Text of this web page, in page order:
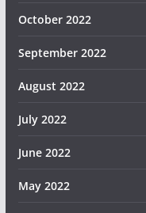
October 2022
September 2022
August 2022
July 2022
June 2022
May 2022